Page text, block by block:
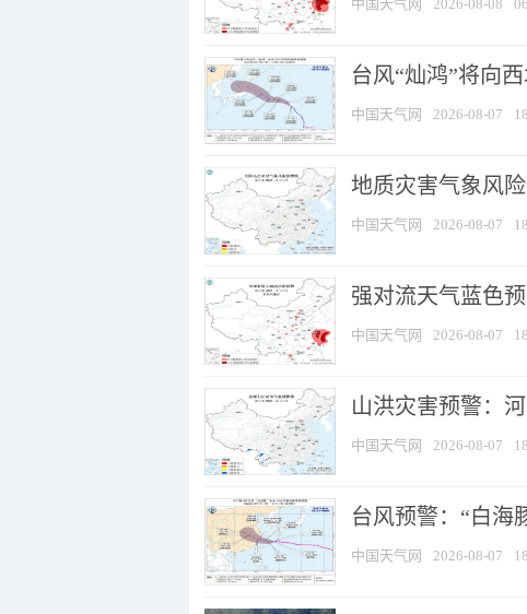
中国天气网 2026-08-08
台风“灿鸿”将向
中国天气网 2026-08-07
地质灾害气象风
中国天气网 2026-08-07
强对流天气蓝色
中国天气网 2026-08-07
山洪灾害预警：
中国天气网 2026-08-07
台风预警：“白海
中国天气网 2026-08-07